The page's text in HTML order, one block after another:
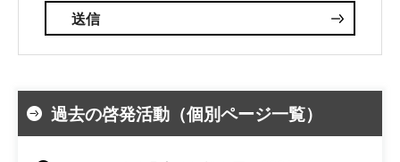
過去の啓発活動（個別ページ一覧）